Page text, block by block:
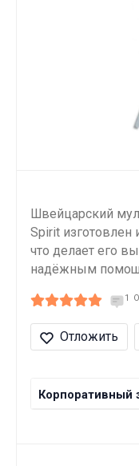
Швейцарский
Spirit изготовлен
что делает его
надёжным
1
Отложить
Корпоративный